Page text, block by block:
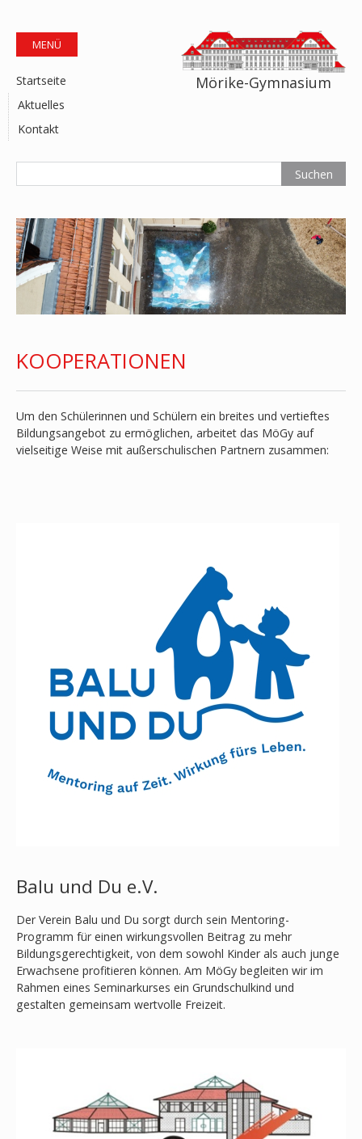
MENÜ
Mörike-Gymnasium
Startseite
Aktuelles
Kontakt
KOOPERATIONEN
Um den Schülerinnen und Schülern ein breites und vertieftes
Bildungsangebot zu ermöglichen, arbeitet das MöGy auf
vielseitige Weise mit außerschulischen Partnern zusammen:
Balu und Du e.V.
Der Verein Balu und Du sorgt durch sein Mentoring-
Programm für einen wirkungsvollen Beitrag zu mehr
Bildungsgerechtigkeit, von dem sowohl Kinder als auch junge
Erwachsene profitieren können. Am MöGy begleiten wir im
Rahmen eines Seminarkurses ein Grundschulkind und
gestalten gemeinsam wertvolle Freizeit.